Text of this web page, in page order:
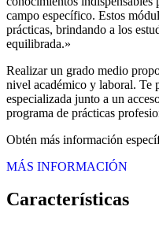
campo específico. Estos
prácticas, brindando a los
equilibrada.»
Realizar un grado medio
nivel académico y laboral. Te
especializada junto a un
programa de prácticas
Obtén más información
MÁS INFORMACIÓN
Características